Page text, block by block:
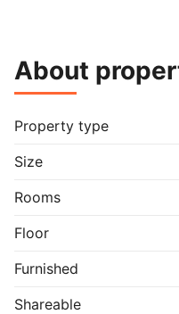
Byggeriet er
Derudover får du
parkeringskælderen
elbil. Her får du et
funktionalitet og
• Invita-køkken med grebsfri fronter og alle
• Gulvvarme og ventilation i hele boligen
• Depotrum i lejligheden eller kælderen
About
Property type
Size
Rooms
Floor
Furnished
Shareable